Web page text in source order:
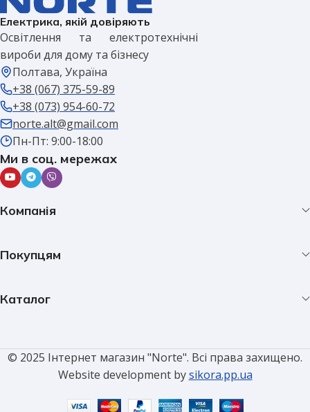
Електрика, якій довіряють
Освітлення та електротехнічні
вироби для дому та бізнесу
Полтава, Україна
+38 (067) 375-59-89
+38 (073) 954-60-72
norte.alt@gmail.com
Пн-Пт: 9:00-18:00
Ми в соц. мережах
Компанія
Покупцям
Каталог
© 2025 Інтернет магазин "Norte". Всі права захищено.
Website development bysikora.pp.ua